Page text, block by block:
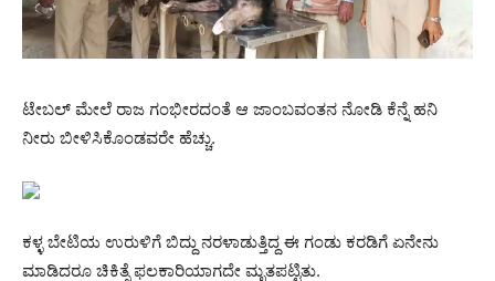
ಟೇಬಲ್ ಮೇಲೆ‌ ರಾಜ ಗಂಭೀರದಂತೆ ಆ ಜಾಂಬವಂತನ ನೋಡಿ ಕೆನ್ನೆ ಹನಿ
ನೀರು ಬೀಳಿಸಿಕೊಂಡವರೇ ಹೆಚ್ಚು.
ಕಳ್ಳ ಬೇಟಿಯ ಉರುಳಿಗೆ ಬಿದ್ದು ನರಳಾಡುತ್ತಿದ್ದ ಈ ಗಂಡು ಕರಡಿಗೆ ಏನೇನು
ಮಾಡಿದರೂ ಚಿಕಿತ್ಸೆ ಫಲಕಾರಿಯಾಗದೇ ಮೃತಪಟ್ಟಿತು.